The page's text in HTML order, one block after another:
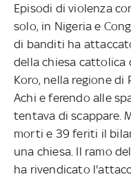
Episodi di violenza
solo, in Nigeria e
di banditi ha
della chiesa cattolica
Koro, nella regione di
Achi e ferendo alle
tentava di scappare.
morti e 39 feriti il
una chiesa. Il ramo
ha rivendicato